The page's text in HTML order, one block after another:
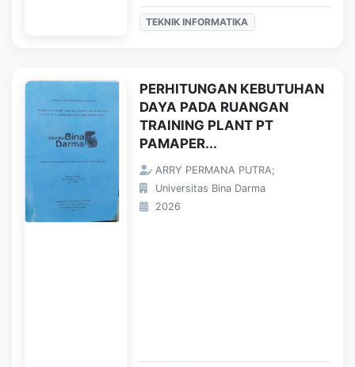
TEKNIK INFORMATIKA
PERHITUNGAN KEBUTUHAN
DAYA PADA RUANGAN
TRAINING PLANT PT
PAMAPER...
ARRY PERMANA PUTRA;
Universitas Bina Darma
2026